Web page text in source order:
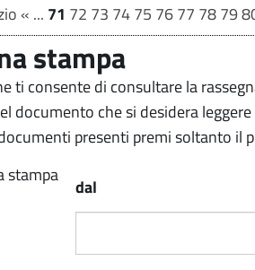
« ... 71 72 73 7475 7677 7879
stampa
ti consente di consultare la
documento che si desidera
presenti premi soltanto il
stampa
dal